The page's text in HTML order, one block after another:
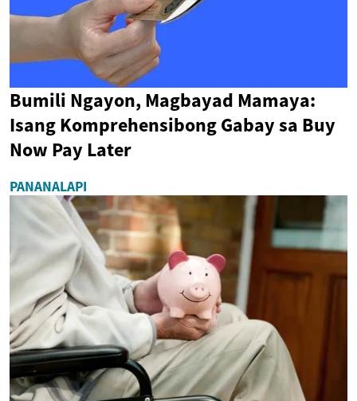
Bumili Ngayon, Magbayad Mamaya:
Isang Komprehensibong Gabay sa Buy
Now Pay Later
PANANALAPI